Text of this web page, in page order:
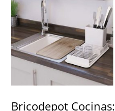
Bricodepot